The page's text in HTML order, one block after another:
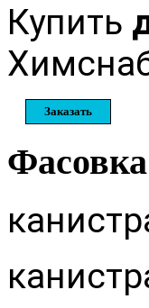
Купить
Заказать
Фасовка